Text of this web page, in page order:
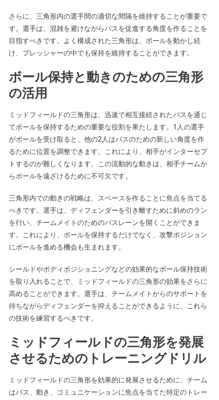
さらに、三角形内の選手間の適切な間隔を維持することが重要で
す。選手は、混雑を避けながらパスを促進する角度を作ることを
目指すべきです。よく構成された三角形は、ボールを動かし続
け、プレッシャーの中でも保持を維持することができます。
ボール保持と動きのための三角形
の活用
ミッドフィールドの三角形は、迅速で相互接続されたパスを通じ
てボールを保持するための重要な役割を果たします。1人の選手
がボールを受け取ると、他の2人はパスのための新しい角度を作
るために位置を調整できます。これにより、相手がインターセプ
トするのが難しくなります。この流動的な動きは、相手チームか
らボールを遠ざけるために不可欠です。
三角形内での動きの戦略は、スペースを作ることに焦点を当てる
べきです。選手は、ディフェンダーを引き離すために斜めのラン
を行い、チームメイトのためのパスレーンを開くことができま
す。これにより、ボールを保持するだけでなく、攻撃ポジション
にボールを進める機会も生まれます。
シールドやボディポジショニングなどの効果的なボール保持技術
を取り入れることで、ミッドフィールドの三角形の効果をさらに
高めることができます。選手は、チームメイトからのサポートを
待ちながらディフェンダーを抑えることができるように、これら
の技術を練習するべきです。
ミッドフィールドの三角形を発展
させるためのトレーニングドリル
ミッドフィールドの三角形を効果的に発展させるために、チーム
はパス、動き、コミュニケーションに焦点を当てた特定のトレー